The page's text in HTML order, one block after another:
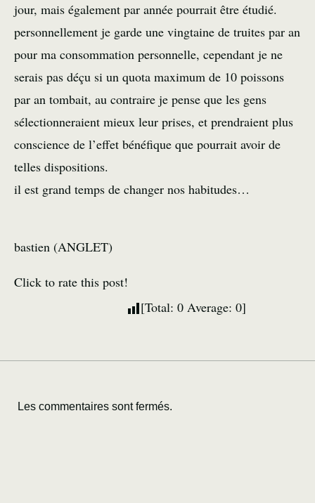
jour, mais également par année pourrait être étudié.
personnellement je garde une vingtaine de truites par an
pour ma consommation personnelle, cependant je ne
serais pas déçu si un quota maximum de 10 poissons
par an tombait, au contraire je pense que les gens
sélectionneraient mieux leur prises, et prendraient plus
conscience de l’effet bénéfique que pourrait avoir de
telles dispositions.
il est grand temps de changer nos habitudes…
bastien (ANGLET)
Click to rate this post!
[Total: 0 Average: 0]
Les commentaires sont fermés.